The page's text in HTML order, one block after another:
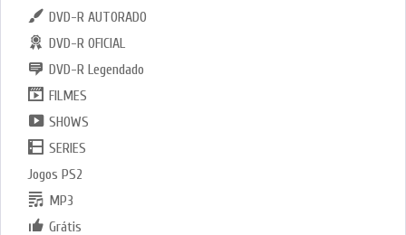
DVD-R AUTORADO
DVD-R OFICIAL
DVD-R Legendado
FILMES
SHOWS
SERIES
Jogos PS2
MP3
Grátis